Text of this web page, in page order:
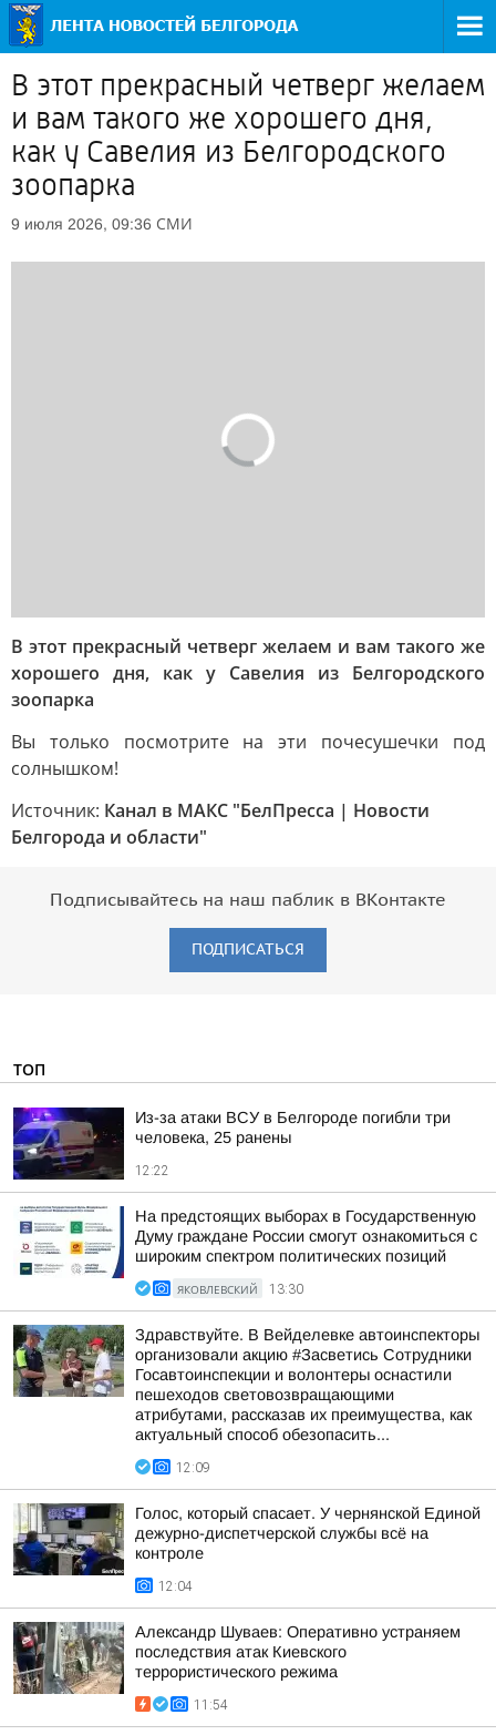
В этот прекрасный четверг желаем
и вам такого же хорошего дня,
как у Савелия из Белгородского
зоопарка
9 июля 2026, 09:36 СМИ
В этот прекрасный четверг желаем и вам такого же
хорошего дня, как у Савелия из Белгородского
зоопарка
Вы только посмотрите на эти почесушечки под
солнышком!
Источник: Канал в МАКС "БелПресса | Новости
Белгорода и области"
Подписывайтесь на наш паблик в ВКонтакте
ПОДПИСАТЬСЯ
ТОП
Из-за атаки ВСУ в Белгороде погибли три
человека, 25 ранены
12:22
На предстоящих выборах в Государственную
Думу граждане России смогут ознакомиться с
широким спектром политических позиций
ЯКОВЛЕВСКИЙ 13:30
Здравствуйте. В Вейделевке автоинспекторы
организовали акцию #Засветись Сотрудники
Госавтоинспекции и волонтеры оснастили
пешеходов световозвращающими
атрибутами, рассказав их преимущества, как
актуальный способ обезопасить...
12:09
Голос, который спасает. У чернянской Единой
дежурно-диспетчерской службы всё на
контроле
12:04
Александр Шуваев: Оперативно устраняем
последствия атак Киевского
террористического режима
11:54